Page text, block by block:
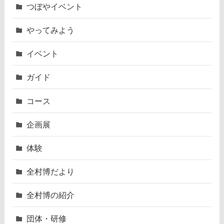
つぼやイベント
やってみよう
イベント
ガイド
コース
企画展
体験
全村博だより
全村博の紹介
団体・研修